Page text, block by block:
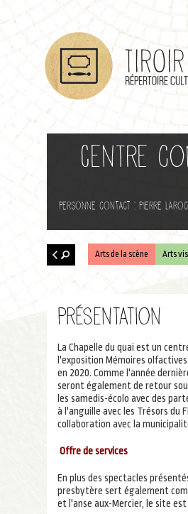
Centre
Personne contact : Pierre
recherche
Arts de la scène Arts
Présentation
La Chapelle du quai est un
l'exposition Mémoires
en 2020. Comme l'année
seront également de retour
les samedis-écolo avec des
à l'anguille avec les Trésors du
collaboration avec la
Offre de services
En plus des spectacles
presbytère sert également
et l'anse aux-Mercier, le site